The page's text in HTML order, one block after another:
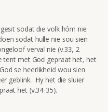
sodat die volk hóm nie
sodat hulle nie sou sien
verval nie (v.33, 2
tent met God gepraat het, het
se heerlikheid wou sien
geblink. Hy het die sluier
het (v.34-35).